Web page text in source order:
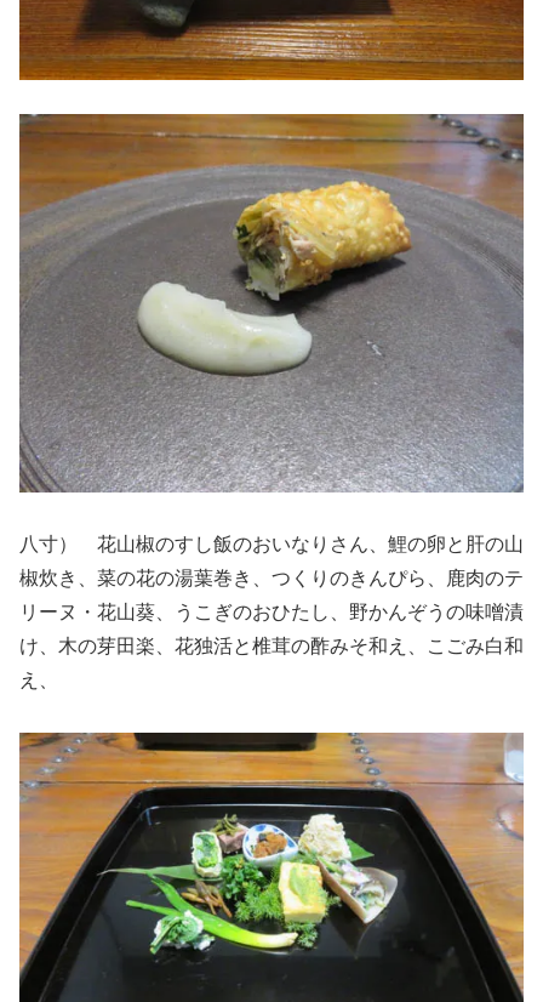
八寸） 花山椒のすし飯のおいなりさん、鯉の卵と肝の山
椒炊き、菜の花の湯葉巻き、つくりのきんぴら、鹿肉のテ
リーヌ・花山葵、うこぎのおひたし、野かんぞうの味噌漬
け、木の芽田楽、花独活と椎茸の酢みそ和え、こごみ白和
え、